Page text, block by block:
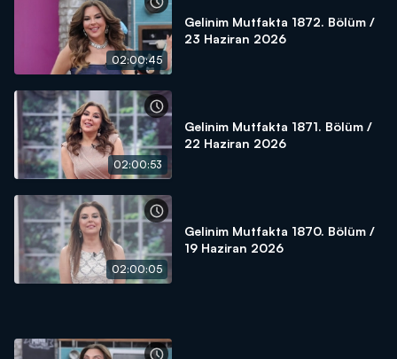
02:00:45
Gelinim Mutfakta 1872. Bölüm /
23 Haziran 2026
02:00:53
Gelinim Mutfakta 1871. Bölüm /
22 Haziran 2026
02:00:05
Gelinim Mutfakta 1870. Bölüm /
19 Haziran 2026